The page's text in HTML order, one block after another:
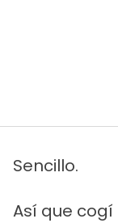
Sencillo.
Así que cogí